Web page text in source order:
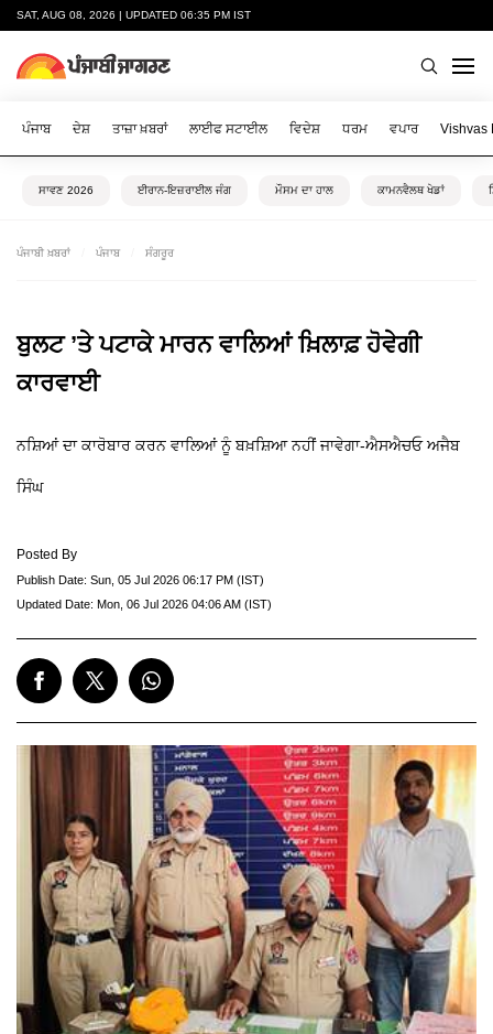
SAT, AUG 08, 2026 | UPDATED 06:35 PM IST
ਪੰਜਾਬ ਦੇਸ਼ ਤਾਜ਼ਾ ਖ਼ਬਰਾਂ ਲਾਈਫ ਸਟਾਈਲ ਵਿਦੇਸ਼ ਧਰਮ ਵਪਾਰ Vishvas
ਸਾਵਣ 2026 ਈਰਾਨ-ਇਜ਼ਰਾਈਲ ਜੰਗ ਮੌਸਮ ਦਾ ਹਾਲ ਕਾਮਨਵੈਲਥ ਖੇਡਾਂ
ਪੰਜਾਬੀ ਖ਼ਬਰਾਂ ਪੰਜਾਬ ਸੰਗਰੂਰ
ਬੁਲਟ ’ਤੇ ਪਟਾਕੇ ਮਾਰਨ ਵਾਲਿਆਂ ਖ਼ਿਲਾਫ਼ ਹੋਵੇਗੀ
ਕਾਰਵਾਈ
ਨਸ਼ਿਆਂ ਦਾ ਕਾਰੋਬਾਰ ਕਰਨ ਵਾਲਿਆਂ ਨੂੰ ਬਖ਼ਸ਼ਿਆ ਨਹੀਂ ਜਾਵੇਗਾ-ਐਸਐਚਓ ਅਜੈਬ
ਸਿੰਘ
Posted By
Publish Date: Sun, 05 Jul 2026 06:17 PM (IST)
Updated Date: Mon, 06 Jul 2026 04:06 AM (IST)